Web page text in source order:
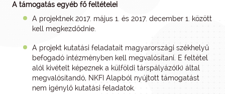
A támogatás egyéb fő feltételei
A projektnek 2017. május 1. és 2017. december 1. között
kell megkezdődnie.
A projekt kutatási feladatait magyarországi székhelyű
befogadó intézményben kell megvalósítani. E feltétel
alól kivételt képeznek a külföldi társpályázó(k) által
megvalósítandó, NKFI Alapból nyújtott támogatást
nem igénylő kutatási feladatok.